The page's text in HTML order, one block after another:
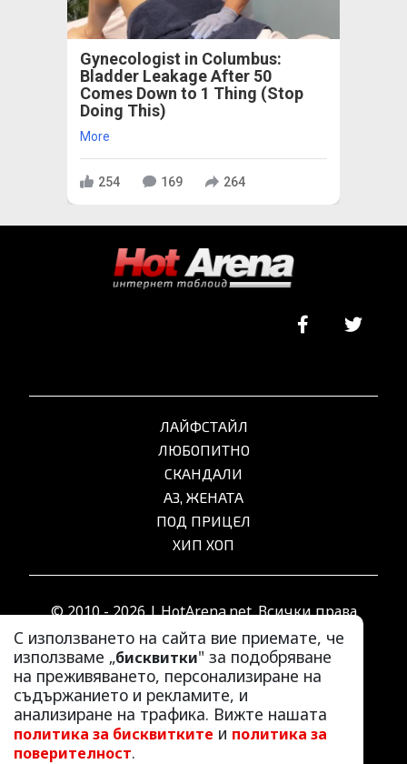
Gynecologist in Columbus:
Bladder Leakage After 50
Comes Down to 1 Thing (Stop
Doing This)
More
254 169 264
С използването на сайта вие приемате, че
използваме „бисквитки" за подобряване
на преживяването, персонализиране на
съдържанието и рекламите, и
анализиране на трафика. Вижте нашата
политика за бисквитките и политика за
поверителност.
ЛАЙФСТАЙЛ
ЛЮБОПИТНО
СКАНДАЛИ
АЗ, ЖЕНАТА
ПОД ПРИЦЕЛ
ХИП ХОП
© 2010 - 2026 | HotArena.net. Всички права
запазени.
РЕКЛАМА
КОНТАКТИ
ОБЩИ УСЛОВИЯ
ПОЛИТИКА ЗА ПОВЕРИТЕЛНОСТ